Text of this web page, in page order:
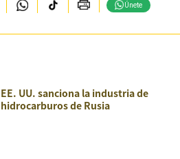
Únete
EE. UU. sanciona la industria de
hidrocarburos de Rusia